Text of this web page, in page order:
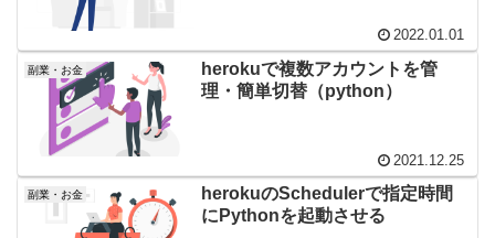
2022.01.01
副業・お金
herokuで複数アカウントを管
理・簡単切替（python）
2021.12.25
副業・お金
herokuのSchedulerで指定時間
にPythonを起動させる